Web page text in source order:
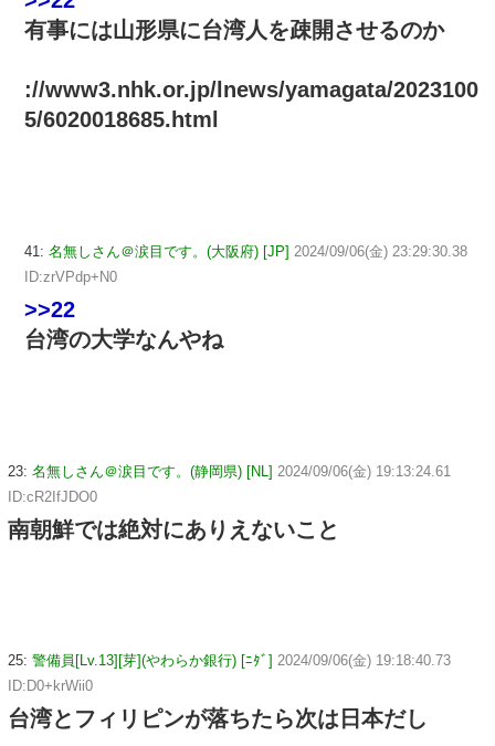
有事には山形県に台湾人を疎開させるのか
://www3.nhk.or.jp/lnews/yamagata/2023100
5/6020018685.html
41: 名無しさん＠涙目です。(大阪府) [JP] 2024/09/06(金) 23:29:30.38
ID:zrVPdp+N0
>>22
台湾の大学なんやね
23: 名無しさん＠涙目です。(静岡県) [NL] 2024/09/06(金) 19:13:24.61
ID:cR2IfJDO0
南朝鮮では絶対にありえないこと
25: 警備員[Lv.13][芽](やわらか銀行) [ﾆﾀﾞ] 2024/09/06(金) 19:18:40.73
ID:D0+krWii0
台湾とフィリピンが落ちたら次は日本だし